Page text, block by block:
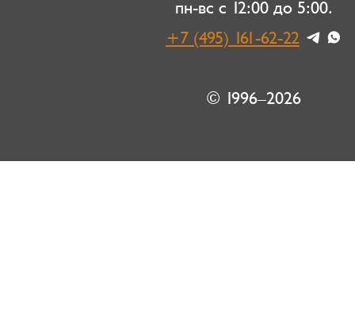
пн-вс с 12:00 до 5:00.
+7 (495) 161-62-22
© 1996–2026